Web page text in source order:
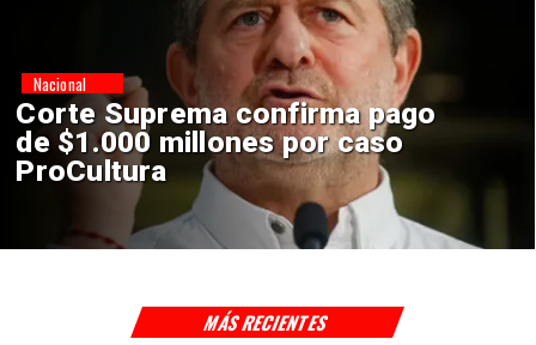
Codelco suspende
construcción de Andes Norte
en El Teniente por riesgos
sísmicos
Nacional
MÁS RECIENTES